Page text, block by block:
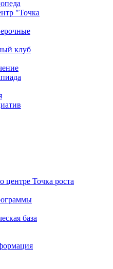
"Точка
клуб
Точка роста
база